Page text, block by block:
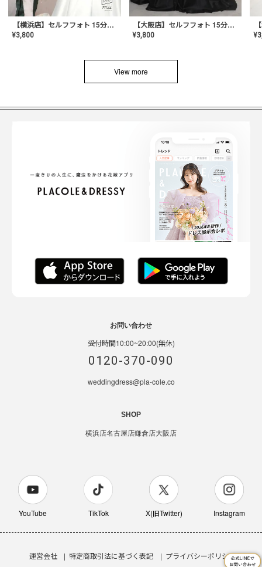
【横浜店】セルフフォト 15分撮り放題プラン
¥3,800
【大阪店】セルフフォト 15分撮り放題プラン
¥3,800 ¥
View more
お問い合わせ
受付時間10:00~20:00(無休)
0120-370-090
weddingdress@pla-cole.co
SHOP
横浜店名古屋店鎌倉店大阪店
YouTube TikTok X(旧Twitter) Instagram
運営会社 特定商取引法に基づく表記 プライバシーポリシー